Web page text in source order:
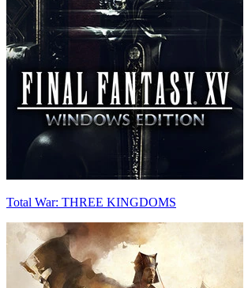
Total War: THREE KINGDOMS